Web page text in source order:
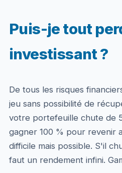
Puis-je tout
investissant ?
De tous les risques
jeu sans possibilité de
votre portefeuille chute de
gagner 100 % pour revenir
difficile mais possible. S'il
faut un rendement infini.